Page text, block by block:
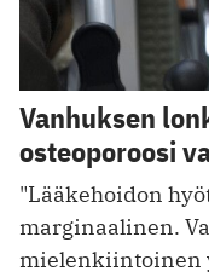
Vanhuksen
osteoporoosi
"Lääkehoidon
marginaalinen.
mielenkiintoinen